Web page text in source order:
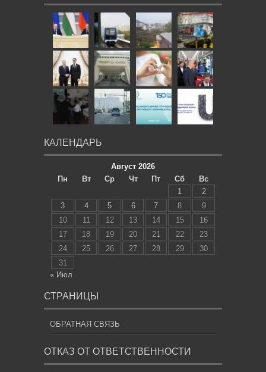
КАЛЕНДАРЬ
Август 2026
Пн
Вт Ср Чт Пт Сб
Вс
1
2
3
4 5 6 7 8
9
10
11 12 13 14 15
16
17
18 19 20 21 22
23
24
25 26 27 28 29
30
31
« Июл
СТРАНИЦЫ
ОБРАТНАЯ СВЯЗЬ
ОТКАЗ ОТ ОТВЕТСТВЕННОСТИ